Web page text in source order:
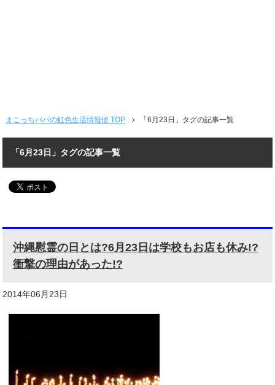
まこっちパパの虹色生活情報便 TOP 「6月23日」タグの記事一覧
「6月23日」タグの記事一覧
沖縄慰霊の日とは?6月23日は学校もお店も休み!?
衝撃の理由があった!?
2014年06月23日